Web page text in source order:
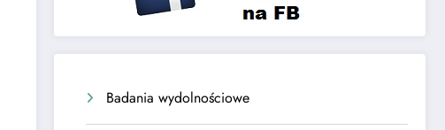
Badania wydolnościowe